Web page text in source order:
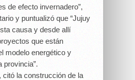
de efecto invernadero”,
y puntualizó que “Jujuy
causa y desde allí
que están
modelo energético y
provincia”.
citó la construcción de la